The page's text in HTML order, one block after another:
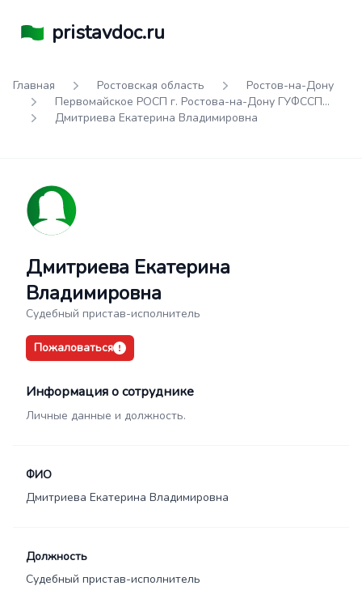
pristavdoc.ru
Главная Ростовская область
Ростов-на-Дону
Первомайское РОСП г. Ростова-на-Дону ГУФССП
России по Ростовской области
Дмитриева Екатерина Владимировна
Дмитриева Екатерина
Владимировна
Судебный пристав-исполнитель
Пожаловаться
Информация о сотруднике
Личные данные и должность.
ФИО
Дмитриева Екатерина Владимировна
Должность
Судебный пристав-исполнитель